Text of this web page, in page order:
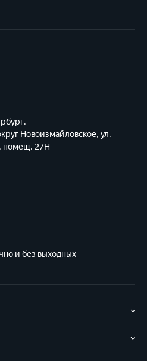
Новоизмайловское, ул.
помещ. 27Н
и без выходных